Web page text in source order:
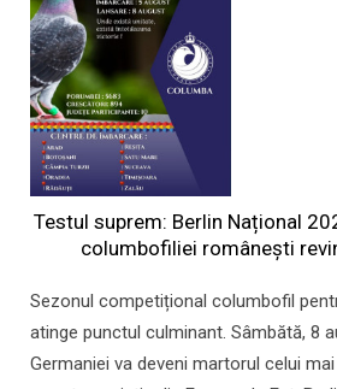
Testul suprem: Berlin Național
columbofiliei româneşti
Sezonul competițional columbofil
atinge punctul culminant. Sâmbătă, 8
Germaniei va deveni martorul celui